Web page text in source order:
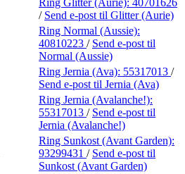
/ Send e-post til Glitter (Aurie)
Ring Normal (Aussie):
40810223 / Send e-post til
Normal (Aussie)
Ring Jernia (Ava): 55317013 /
Send e-post til Jernia (Ava)
Ring Jernia (Avalanche!):
55317013 / Send e-post til
Jernia (Avalanche!)
Ring Sunkost (Avant Garden):
93299431 / Send e-post til
Sunkost (Avant Garden)